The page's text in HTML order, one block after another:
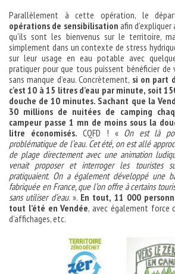
Parallèlement à cette opération, le
opérations de sensibilisation afin
qu’ils sont les bienvenus sur le territoire,
simplement dans un contexte de stress
sur leur usage en eau potable avec
pratiquer pour que tous puissent bénéficier de
sans manque d’eau. Concrètement, si on part
c’est 10 à 15 litres d’eau par minute, soit
douche de 10 minutes. Sachant que la
30 millions de nuitées de camping
campeur passe 1 mn de moins sous la
litre économisés. CQFD ! « On est là
problématique de l’eau. Cet été, on est allé
de plage directement avec une animation
venait proposer et interroger les touristes
pratiquaient. On a également développé une
fabriquée en France, que l’on offre à certains
sans utiliser d’eau. ». En tout, 11 000
tout l’été en Vendée, avec également force
d’affichages, etc.